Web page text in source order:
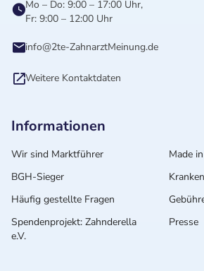
Mo – Do: 9:00 – 17:00 Uhr,
Fr: 9:00 – 12:00 Uhr
info@2te-ZahnarztMeinung.de
Weitere Kontaktdaten
Informationen
Wir sind Marktführer
Made
BGH-Sieger
Häufig gestellte Fragen
Spendenprojekt: Zahnderella
e.V.
Presse